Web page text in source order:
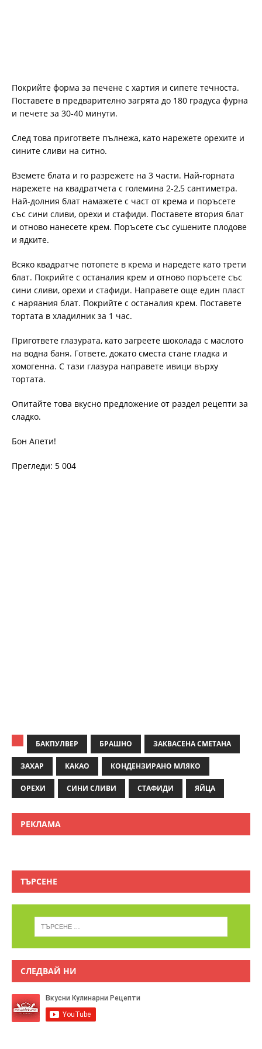
Покрийте форма за печене с хартия и сипете течноста.
Поставете в предварително загрята до 180 градуса фурна
и печете за 30-40 минути.
След това пригответе пълнежа, като нарежете орехите и
сините сливи на ситно.
Вземете блата и го разрежете на 3 части. Най-горната
нарежете на квадратчета с големина 2-2,5 сантиметра.
Най-долния блат намажете с част от крема и поръсете
със сини сливи, орехи и стафиди. Поставете втория блат
и отново нанесете крем. Поръсете със сушените плодове
и ядките.
Всяко квадратче потопете в крема и наредете като трети
блат. Покрийте с останалия крем и отново поръсете със
сини сливи, орехи и стафиди. Направете още един пласт
с наряания блат. Покрийте с останалия крем. Поставете
тортата в хладилник за 1 час.
Пригответе глазурата, като загреете шоколада с маслото
на водна баня. Гответе, докато сместа стане гладка и
хомогенна. С тази глазура направете ивици върху
тортата.
Опитайте това вкусно предложение от раздел рецепти за
сладко.
Бон Апети!
Прегледи: 5 004
БАКПУЛВЕР БРАШНО ЗАКВАСЕНА СМЕТАНА
ЗАХАР КАКАО КОНДЕНЗИРАНО МЛЯКО
ОРЕХИ СИНИ СЛИВИ СТАФИДИ ЯЙЦА
РЕКЛАМА
ТЪРСЕНЕ
СЛЕДВАЙ НИ